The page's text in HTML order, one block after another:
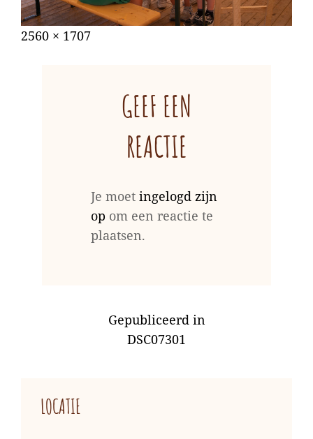
Gepubliceerd
augustus
Volledige
2560 × 1707
GEEF EEN
REACTIE
Je moet ingelogd zijn
op om een reactie te
plaatsen.
Gepubliceerd in
DSC07301
LOCATIE